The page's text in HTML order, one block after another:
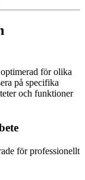
för olika
på specifika
och funktioner
för professionellt